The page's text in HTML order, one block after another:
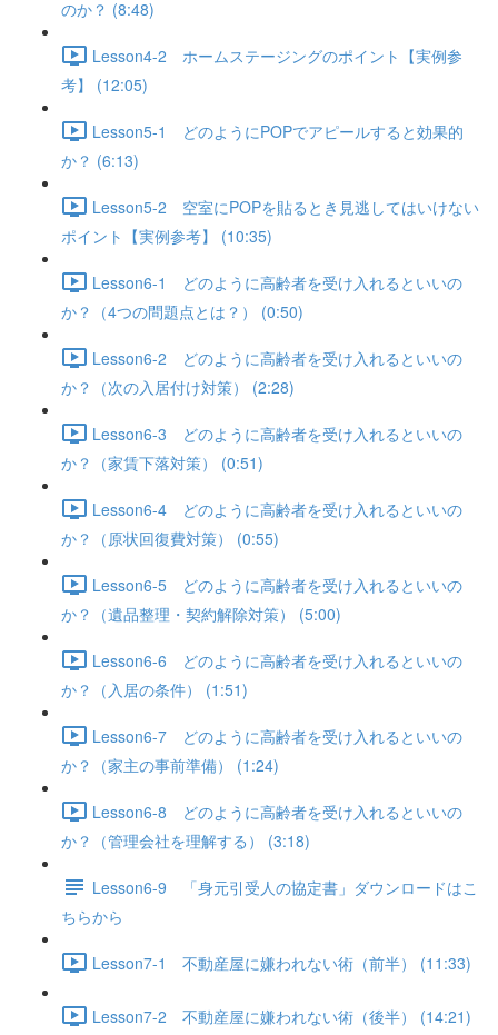
のか？ (8:48)
Lesson4-2 ホームステージングのポイント【実例参
考】 (12:05)
Lesson5-1 どのようにPOPでアピールすると効果的
か？ (6:13)
Lesson5-2 空室にPOPを貼るとき見逃してはいけない
ポイント【実例参考】 (10:35)
Lesson6-1 どのように高齢者を受け入れるといいの
か？（4つの問題点とは？） (0:50)
Lesson6-2 どのように高齢者を受け入れるといいの
か？（次の入居付け対策） (2:28)
Lesson6-3 どのように高齢者を受け入れるといいの
か？（家賃下落対策） (0:51)
Lesson6-4 どのように高齢者を受け入れるといいの
か？（原状回復費対策） (0:55)
Lesson6-5 どのように高齢者を受け入れるといいの
か？（遺品整理・契約解除対策） (5:00)
Lesson6-6 どのように高齢者を受け入れるといいの
か？（入居の条件） (1:51)
Lesson6-7 どのように高齢者を受け入れるといいの
か？（家主の事前準備） (1:24)
Lesson6-8 どのように高齢者を受け入れるといいの
か？（管理会社を理解する） (3:18)
Lesson6-9 「身元引受人の協定書」ダウンロードはこ
ちらから
Lesson7-1 不動産屋に嫌われない術（前半） (11:33)
Lesson7-2 不動産屋に嫌われない術（後半） (14:21)